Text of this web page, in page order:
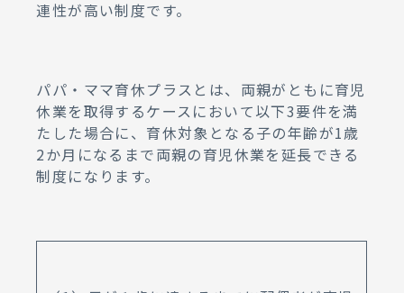
連性が高い制度です。
パパ・ママ育休プラスとは、両親がともに育児
休業を取得するケースにおいて以下3要件を満
たした場合に、育休対象となる子の年齢が1歳
2か月になるまで両親の育児休業を延長できる
制度になります。